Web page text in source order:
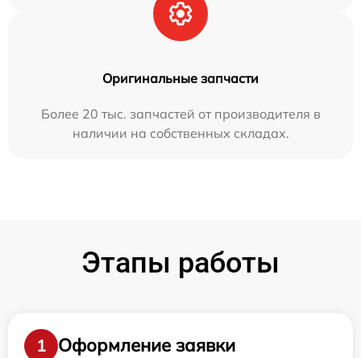
Оригинальные запчасти
Более 20 тыс. запчастей от производителя в
наличии на собственных складах.
Этапы работы
1
Оформление заявки